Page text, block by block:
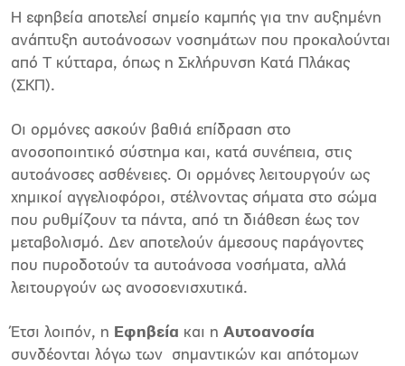
Η εφηβεία αποτελεί σημείο καμπής για την αυξημένη
ανάπτυξη αυτοάνοσων νοσημάτων που προκαλούνται
από Τ κύτταρα, όπως η Σκλήρυνση Κατά Πλάκας
(ΣΚΠ).
Οι ορμόνες ασκούν βαθιά επίδραση στο
ανοσοποιητικό σύστημα και, κατά συνέπεια, στις
αυτοάνοσες ασθένειες. Οι ορμόνες λειτουργούν ως
χημικοί αγγελιοφόροι, στέλνοντας σήματα στο σώμα
που ρυθμίζουν τα πάντα, από τη διάθεση έως τον
μεταβολισμό. Δεν αποτελούν άμεσους παράγοντες
που πυροδοτούν τα αυτοάνοσα νοσήματα, αλλά
λειτουργούν ως ανοσοενισχυτικά.
Έτσι λοιπόν, η Eφηβεία και η Aυτοανοσία
συνδέονται λόγω των σημαντικών και απότομων